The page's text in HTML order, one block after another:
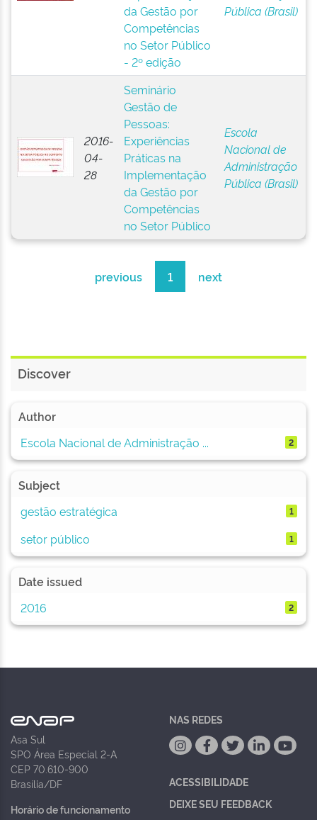
da Gestão por
Competências
no Setor Público
- 2º edição
Pública (Brasil)
2016-
04-
28
Seminário
Gestão de
Pessoas:
Experiências
Práticas na
Implementação
da Gestão por
Competências
no Setor Público
Escola
Nacional de
Administração
Pública (Brasil)
previous 1 next
Discover
Author
Escola Nacional de Administração ...
2
Subject
gestão estratégica
1
setor público 1
Date issued
2016
2
Asa Sul
SPO Área Especial 2-A
CEP 70.610-900
Brasília/DF
Horário de funcionamento
NAS REDES
ACESSIBILIDADE
DEIXE SEU FEEDBACK